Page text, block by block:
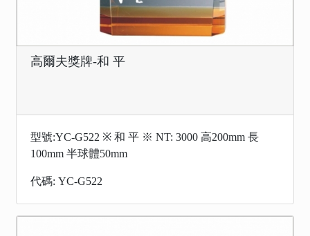
高爾夫獎牌-和 平
型號:YC-G522 ※ 和 平 ※ NT: 3000 高200mm 長
100mm 半球體50mm
代碼: YC-G522